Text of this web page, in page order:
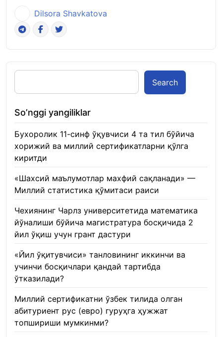
Dilsora Shavkatova
Search
So’nggi yangiliklar
Бухоролик 11-синф ўқувчиси 4 та тил бўйича
хорижий ва миллий сертификатларни қўлга
киритди
«Шахсий маълумотлар махфий сақланади» —
Миллий статистика қўмитаси раиси
Чехиянинг Чарлз университетида математика
йўналиши бўйича магистратура босқичида 2
йил ўқиш учун грант дастури
«Йил ўқитувчиси» танловининг иккинчи ва
учинчи босқичлари қандай тартибда
ўтказилади?
Миллий сертификатни ўзбек тилида олган
абитуриент рус (евро) гуруҳга ҳужжат
топшириши мумкинми?